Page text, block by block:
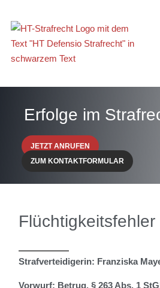
Erfolge im
JETZT ANRUFEN
ZUM KONTAKTFORMULAR
Strafverteidigerin: Franziska
Vorwurf: Betrug, § 263 Abs. 1